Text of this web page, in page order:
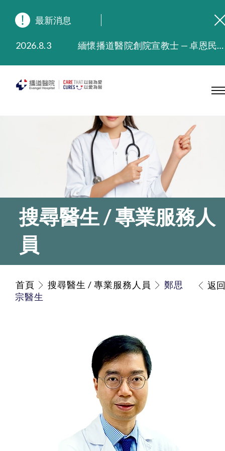
最新消息
2026.8.3
緬懷播道醫院創院宣教士 — 卓恩民醫生香港追思會
2025.9.23
本院在暴雨或颱風警告信號 (包括黑色暴雨及8號或以上熱帶氣旋警告信號) 下，仍會維持有限度服務。如有查詢，可致電2711 5222。
搜尋醫生 / 專業服務人
員
首頁 搜尋醫生 / 專業服務人員
鄭思
宗醫生
返回